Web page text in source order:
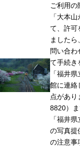
ご利用の
「大本
て、許可
ました
問い合
て手続き
「福井
館に連絡
点があ
8820）ま
「福井
の写真提
の注意事